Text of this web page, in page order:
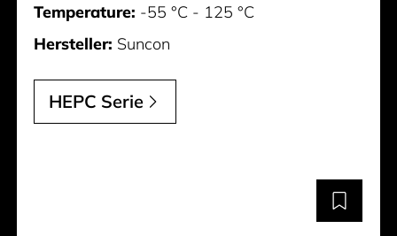
Temperature: -55 °C - 125 °C
Hersteller: Suncon
HEPC Serie